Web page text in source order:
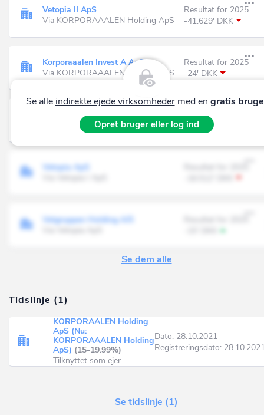
Vetopia II ApS
Via KORPORAAALEN Holding ApS
Resultat for 2025
-41.629' DKK
Korporaaalen Invest A ApS
Via KORPORAAALEN Holding ApS
Resultat for 2025
-24' DKK
Vetopia I ApS
Via Vetopia II ApS
Resultat for 2025
-72' DKK
Vetopia ApS
Vetgruppen Holding A/S
Se alle indirekte ejede virksomhedermed en gratis
Opret bruger eller log ind
Se dem alle
Tidslinje (1)
KORPORAALEN Holding
ApS (Nu:
KORPORAAALEN Holding
ApS) (15-19.99%)
Tilknyttet som ejer
Dato: 28.10.2021
Registreringsdato:
Se tidslinje (1)